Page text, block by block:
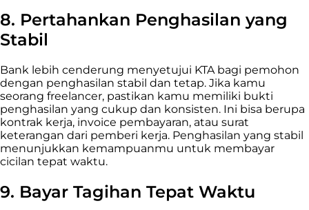
8. Pertahankan Penghasilan yang
Stabil
Bank lebih cenderung menyetujui KTA bagi pemohon
dengan penghasilan stabil dan tetap. Jika kamu
seorang freelancer, pastikan kamu memiliki bukti
penghasilan yang cukup dan konsisten. Ini bisa berupa
kontrak kerja, invoice pembayaran, atau surat
keterangan dari pemberi kerja. Penghasilan yang stabil
menunjukkan kemampuanmu untuk membayar
cicilan tepat waktu.
9. Bayar Tagihan Tepat Waktu